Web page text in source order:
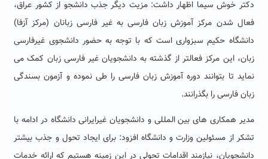
دکتر خوش سیما اظهار داشت: مزیت دیگر جذب دانشجو از کشور عراق،
فعال شدن مرکز آموزش زبان فارسی به غیر فارسی زبانان (مرکز آزفا)
دانشگاه حکیم سبزواری است که با توجه به حضور دانشجوی غیرفارسی
زبان، این مرکز فعالتر از گذشته به دانشجویان غیر فارسی زبان کمک می
نماید تا بتوانند دوره آموزش زبان فارسی را طی نموده و آزمون بسندگی
زبان فارسی را بگذرانند.
مدیر همکاری های بین المللی و دانشجویان غیرایرانی دانشگاه در ادامه با
تشکر از مسئولین وزارت و دانشگاه افزود: برای ایجاد تحول و جذب بیشتر
دانشجویان، نیازمند اقدامات تحولی در این زمینه هستیم که ارائه خدمات